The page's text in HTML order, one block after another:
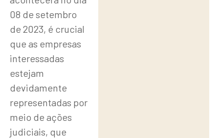
08 de setembro
de 2023, é crucial
que as empresas
interessadas
estejam
devidamente
representadas por
meio de ações
judiciais, que